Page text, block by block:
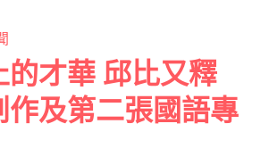
的才華 邱比又釋
作及第二張國語專